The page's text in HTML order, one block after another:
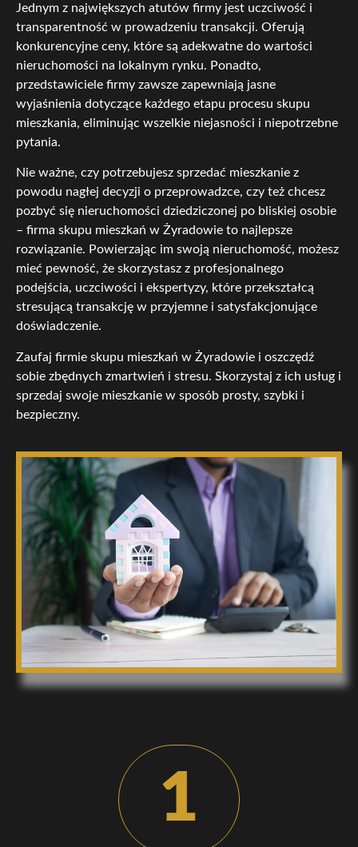
Jednym z największych atutów firmy jest uczciwość i
transparentność w prowadzeniu transakcji. Oferują
konkurencyjne ceny, które są adekwatne do wartości
nieruchomości na lokalnym rynku. Ponadto,
przedstawiciele firmy zawsze zapewniają jasne
wyjaśnienia dotyczące każdego etapu procesu skupu
mieszkania, eliminując wszelkie niejasności i niepotrzebne
pytania.
Nie ważne, czy potrzebujesz sprzedać mieszkanie z
powodu nagłej decyzji o przeprowadzce, czy też chcesz
pozbyć się nieruchomości dziedziczonej po bliskiej osobie
– firma skupu mieszkań w Żyradowie to najlepsze
rozwiązanie. Powierzając im swoją nieruchomość, możesz
mieć pewność, że skorzystasz z profesjonalnego
podejścia, uczciwości i ekspertyzy, które przekształcą
stresującą transakcję w przyjemne i satysfakcjonujące
doświadczenie.
Zaufaj firmie skupu mieszkań w Żyradowie i oszczędź
sobie zbędnych zmartwień i stresu. Skorzystaj z ich usług i
sprzedaj swoje mieszkanie w sposób prosty, szybki i
bezpieczny.
1